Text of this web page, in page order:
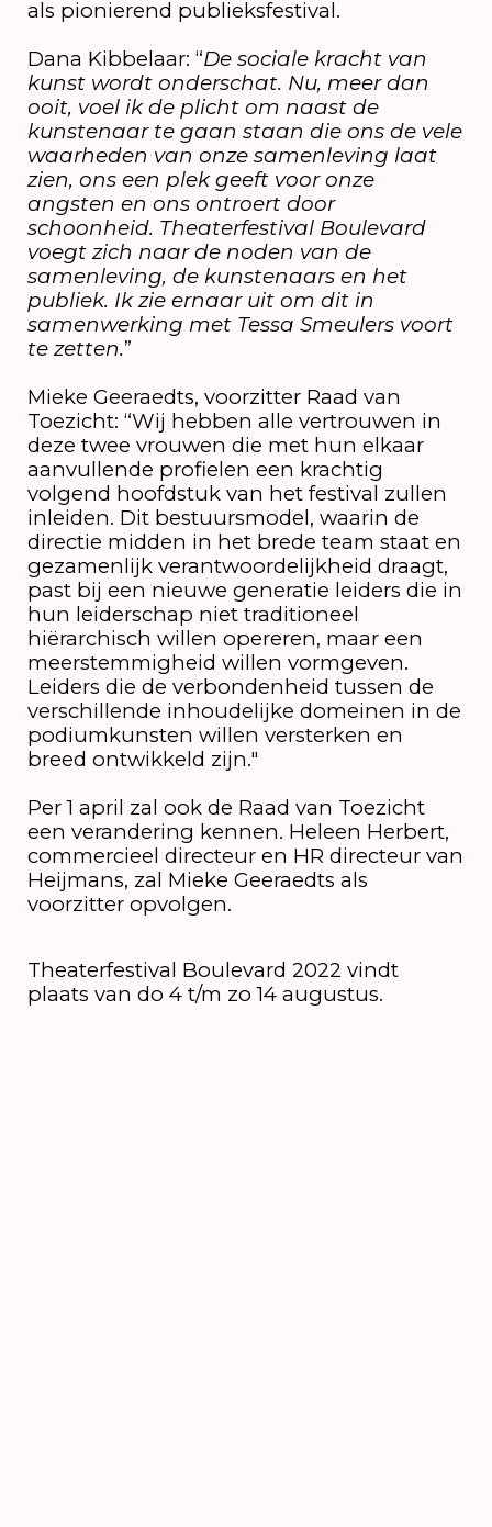
als pionierend publieksfestival.
Dana Kibbelaar: “De sociale kracht van
kunst wordt onderschat. Nu, meer dan
ooit, voel ik de plicht om naast de
kunstenaar te gaan staan die ons de vele
waarheden van onze samenleving laat
zien, ons een plek geeft voor onze
angsten en ons ontroert door
schoonheid. Theaterfestival Boulevard
voegt zich naar de noden van de
samenleving, de kunstenaars en het
publiek. Ik zie ernaar uit om dit in
samenwerking met Tessa Smeulers voort
te zetten.”
Mieke Geeraedts, voorzitter Raad van
Toezicht: “Wij hebben alle vertrouwen in
deze twee vrouwen die met hun elkaar
aanvullende profielen een krachtig
volgend hoofdstuk van het festival zullen
inleiden. Dit bestuursmodel, waarin de
directie midden in het brede team staat en
gezamenlijk verantwoordelijkheid draagt,
past bij een nieuwe generatie leiders die in
hun leiderschap niet traditioneel
hiërarchisch willen opereren, maar een
meerstemmigheid willen vormgeven.
Leiders die de verbondenheid tussen de
verschillende inhoudelijke domeinen in de
podiumkunsten willen versterken en
breed ontwikkeld zijn."
Per 1 april zal ook de Raad van Toezicht
een verandering kennen. Heleen Herbert,
commercieel directeur en HR directeur van
Heijmans, zal Mieke Geeraedts als
voorzitter opvolgen.
Theaterfestival Boulevard 2022 vindt
plaats van do 4 t/m zo 14 augustus.